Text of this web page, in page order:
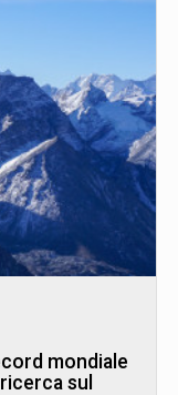
mondiale
sul